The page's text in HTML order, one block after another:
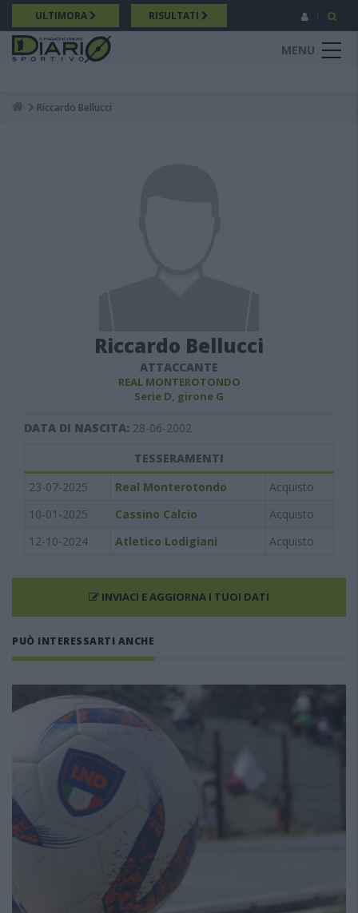
Salta
al
contenuto
principale
ULTIMORA RISULTATI
MENU
Breadcrumb
Riccardo Bellucci
Riccardo Bellucci
ATTACCANTE
REAL MONTEROTONDO
Serie D, girone G
DATA DI NASCITA: 28-06-2002
TESSERAMENTI
23-07-2025
Real Monterotondo
Acquisto
10-01-2025
Cassino Calcio
Acquisto
12-10-2024
Atletico Lodigiani Acquisto
INVIACI E AGGIORNA I TUOI DATI
PUÒ INTERESSARTI ANCHE